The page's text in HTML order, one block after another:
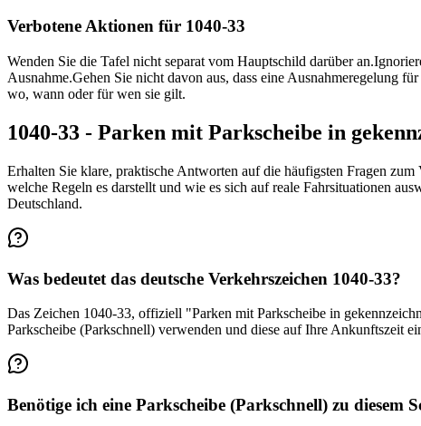
Verbotene Aktionen für 1040-33
Wenden Sie die Tafel nicht separat vom Hauptschild darüber an.
Ausnahme.Gehen Sie nicht davon aus, dass eine Ausnahmeregelung
wo, wann oder für wen sie gilt.
1040-33 - Parken mit Parkscheibe in
Erhalten Sie klare, praktische Antworten auf die häufigsten Fragen
welche Regeln es darstellt und wie es sich auf reale Fahrsituationen
Deutschland.
Was bedeutet das deutsche Verkehrszeichen 1040-33?
Das Zeichen 1040-33, offiziell "Parken mit Parkscheibe in
Parkscheibe (Parkschnell) verwenden und diese auf Ihre Ankunftszeit
Benötige ich eine Parkscheibe (Parkschnell) zu diesem